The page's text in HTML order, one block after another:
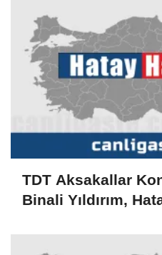
TDT Aksakallar
Binali Yıldırım,